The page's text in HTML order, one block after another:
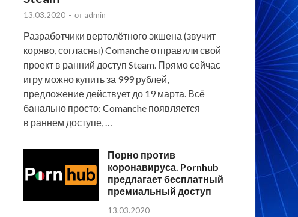
13.03.2020 - от admin
Разработчики вертолётного экшена (звучит
коряво, согласны) Comanche отправили свой
проект в ранний доступ Steam. Прямо сейчас
игру можно купить за 999 рублей,
предложение действует до 19 марта. Всё
банально просто: Comanche появляется
в раннем доступе, …
Порно против
коронавируса. Pornhub
предлагает бесплатный
премиальный доступ
13.03.2020